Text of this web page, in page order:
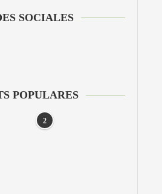
SOCIALES
POPULARES
2